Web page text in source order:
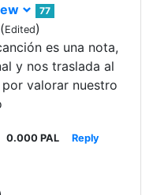
77
(Edited)
es una nota,
y nos traslada al
valorar nuestro
0.000 PAL Reply